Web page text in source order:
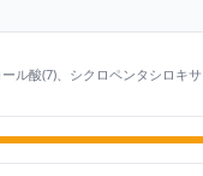
酸(7)、シクロペンタシロ